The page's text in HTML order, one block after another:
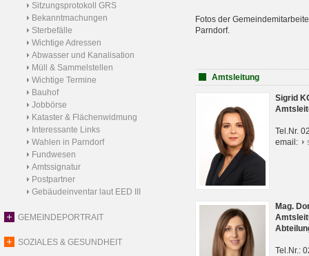
Sitzungsprotokoll GRS
Bekanntmachungen
Sterbefälle
Wichtige Adressen
Abwasser und Kanalisation
Müll & Sammelstellen
Wichtige Termine
Bauhof
Jobbörse
Kataster & Flächenwidmung
Interessante Links
Wahlen in Parndorf
Fundwesen
Amtssignatur
Postpartner
Gebäudeinventar laut EED III
GEMEINDEPORTRAIT
SOZIALES & GESUNDHEIT
Fotos der
Parndorf.
Amtsleitung
Sigrid
Tel.Nr.
email:
Mag.
Tel.Nr.: